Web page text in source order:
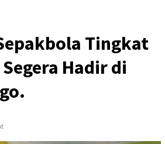
Tingkat
Hadir di